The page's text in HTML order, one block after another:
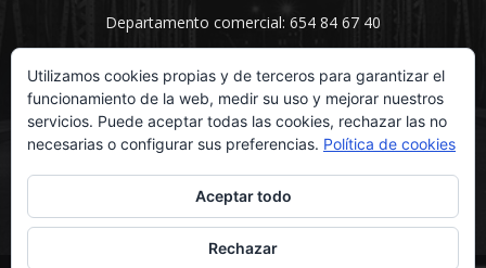
Departamento comercial: 654 84 67 40
SÍGUENOS
Utilizamos cookies propias y de terceros para garantizar el
funcionamiento de la web, medir su uso y mejorar nuestros
servicios. Puede aceptar todas las cookies, rechazar las no
necesarias o configurar sus preferencias. Política de cookies
Aceptar todo
Rechazar